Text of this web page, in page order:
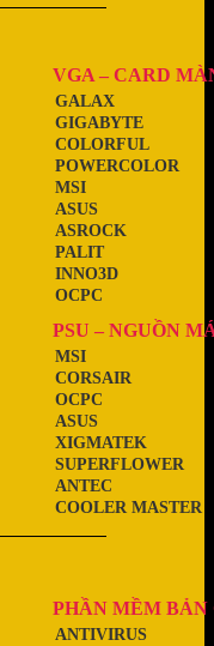
VGA – CARD
OCPC
INNO3D
PALIT
ASROCK
ASUS
MSI
POWERCOLOR
COLORFUL
GIGABYTE
GALAX
PSU – NGUỒN
COOLER MASTER
ANTEC
SUPERFLOWER
XIGMATEK
ASUS
OCPC
CORSAIR
MSI
PHẦN MỀM BẢN
ANTIVIRUS